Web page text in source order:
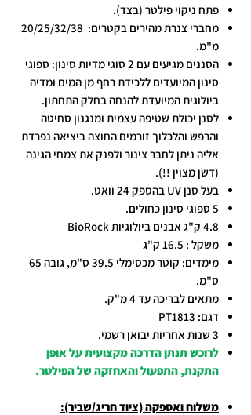
פתח ניקוי פילטר (בצד).
מחברי צנרת מהירים בקטרים: 20/25/32/38
מ"מ.
הסננים מגיעים עם 2 סוגי מדיות סינון: ספוגי
סינון המיועדים ללכידת רחף מן המים ומדיה
ביולוגית המיועדת להנחה בחלק התחתון.
לסנן יכולת שטיפה עצמית ומנגנון סחיטה
והרפש והלכלוך זורמים החוצה ביציאה נפרדת
אליה ניתן לחבר צינור ולפנק את צמחי הגינה
(דשן מצוין !!).
בעל סנן UV בהספק 24 וואט.
5 ספוגי סינון כחולים.
4.8 ק"ג אבנים ביולוגיות BioRock
משקל : 16.5 ק"ג
מימדים: קוטר מכסימלי 39.5 ס"מ, גובה 65
ס"מ.
מתאים לבריכה עד 4 מ"ק.
דגם: PT1813
3 שנות אחריות יבואן רשמי.
לרוכש תנתן הדרכה מקצועית על אופן
התקנת, התפעול והאחזקה של הפילטר.
משלוח ואספקה (ציוד חריג/שביר):